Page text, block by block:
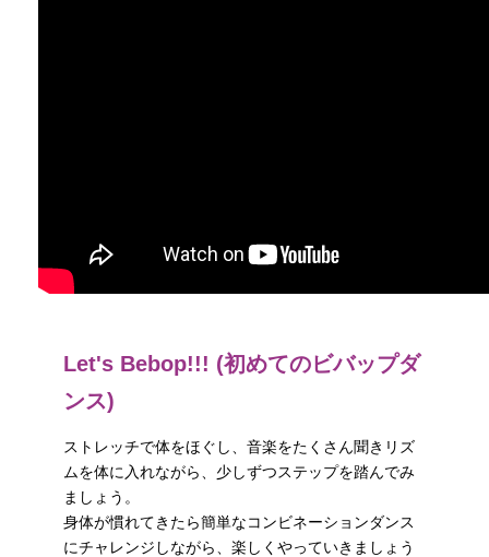
Let's Bebop!!! (初めてのビバップダ
ンス)
ストレッチで体をほぐし、音楽をたくさん聞きリズ
ムを体に入れながら、少しずつステップを踏んでみ
ましょう。
身体が慣れてきたら簡単なコンビネーションダンス
にチャレンジしながら、楽しくやっていきましょう